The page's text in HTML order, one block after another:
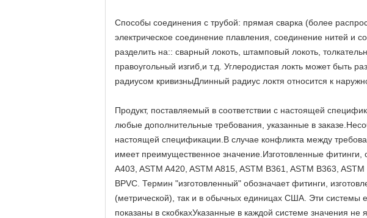
Способы соединения с трубой: прямая сварка (более
электрическое соединение плавления, соединение нитей и
разделить на:: сварный локоть, штамповый локоть,
правоугольный изгиб,и т.д. Углеродистая локть может быть
радиусом кривизныДлинный радиус локтя относится к
Продукт, поставляемый в соответствии с настоящей
любые дополнительные требования, указанные в
настоящей спецификации.В случае конфликта между
имеет преимущественное значение.Изготовленные
A403, ASTM A420, ASTM A815, ASTM B361, ASTM B363,
BPVC. Термин "изготовленный" обозначает фитинги,
(метрической), так и в обычных единицах США. Эти системы
показаны в скобкахУказанные в каждой системе значения